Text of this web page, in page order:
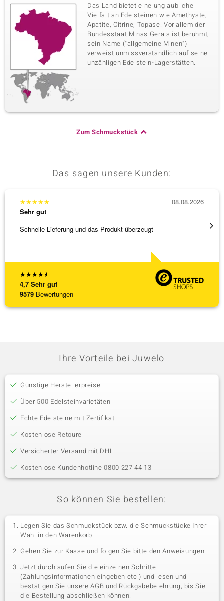
Das Land bietet eine unglaubliche
Vielfalt an Edelsteinen wie Amethyste,
Apatite, Citrine, Topase. Vor allem der
Bundesstaat Minas Gerais ist berühmt,
sein Name ("allgemeine Minen")
verweist unmissverständlich auf seine
unzähligen Edelstein-Lagerstätten.
Zum Schmuckstück
Das sagen unsere Kunden:
★★★★★
4,7 Sehr gut
9579 Bewertungen
★★★★★
Sehr gut
Schnelle Lieferung und das Produkt überzeugt
08.08.2026
Ihre Vorteile bei Juwelo
Günstige Herstellerpreise
Über 500 Edelsteinvarietäten
Echte Edelsteine mit Zertifikat
Kostenlose Retoure
Versicherter Versand mit DHL
Kostenlose Kundenhotline 0800 227 44 13
So können Sie bestellen:
Legen Sie das Schmuckstück bzw. die Schmuckstücke Ihrer
Wahl in den Warenkorb.
Gehen Sie zur Kasse und folgen Sie bitte den Anweisungen.
Jetzt durchlaufen Sie die einzelnen Schritte
(Zahlungsinformationen eingeben etc.) und lesen und
bestätigen Sie unsere AGB und Rückgabebelehrung, bis Sie
die Bestellung abschließen können.